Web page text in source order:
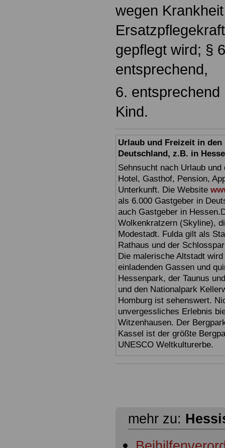
wegen
gepflegt wird; §
entsprechend,
6. entsprechend
Kind.
Urlaub und Freizeit in
Deutschland, z.B. in
Sehnsucht nach Urlaub
Hotel, Gasthof, Pension,
Unterkunft. Die Website
als 6.000 Gastgeber in
auch Gastgeber in
Wolkenkratzern (Skyline),
Modestadt. Fulda gilt als
Rathaus und der
Die malerische Altstadt
einladenden Gassen und
Hessenpark, der Taunus
und den Nationalpark
Homburg ist sehenswert.
unvergessliches Erlebnis
Witzenhausen. Der
Kassel ist der größte
UNESCO Weltkulturerbe.
mehr zu: